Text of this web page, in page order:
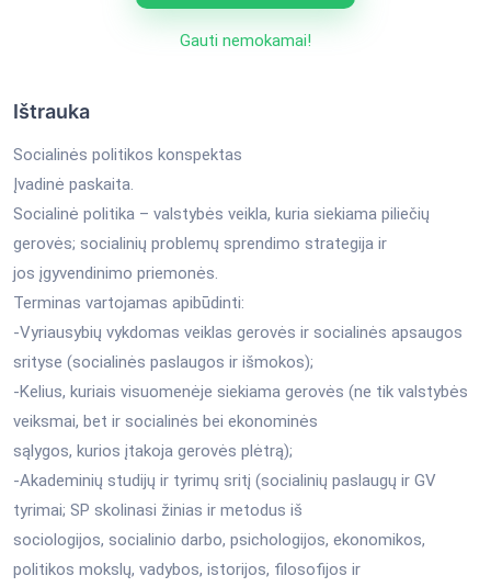
Gauti nemokamai!
Ištrauka
Socialinės politikos konspektas
Įvadinė paskaita.
Socialinė politika – valstybės veikla, kuria siekiama piliečių
gerovės; socialinių problemų sprendimo strategija ir
jos įgyvendinimo priemonės.
Terminas vartojamas apibūdinti:
-Vyriausybių vykdomas veiklas gerovės ir socialinės apsaugos
srityse (socialinės paslaugos ir išmokos);
-Kelius, kuriais visuomenėje siekiama gerovės (ne tik valstybės
veiksmai, bet ir socialinės bei ekonominės
sąlygos, kurios įtakoja gerovės plėtrą);
-Akademinių studijų ir tyrimų sritį (socialinių paslaugų ir GV
tyrimai; SP skolinasi žinias ir metodus iš
sociologijos, socialinio darbo, psichologijos, ekonomikos,
politikos mokslų, vadybos, istorijos, filosofijos ir